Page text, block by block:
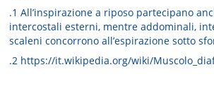
.1 All’inspirazione a riposo partecipano
intercostali esterni, mentre addominali,
scaleni concorrono all’espirazione sotto
.2 https://it.wikipedia.org/wiki/